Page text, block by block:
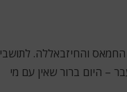
והחיזבאללה. לתושבי
– היום ברור שאין עם מי